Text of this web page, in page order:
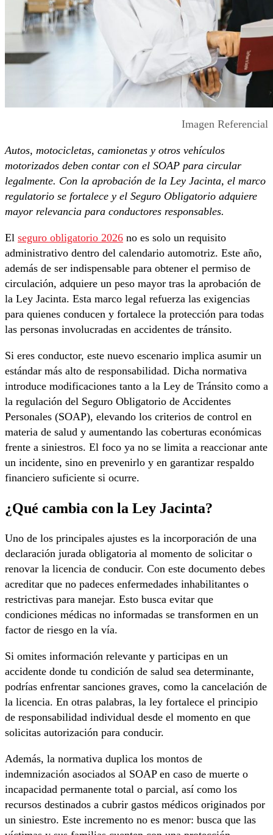
Imagen Referencial
Autos, motocicletas, camionetas y otros vehículos
motorizados deben contar con el SOAP para circular
legalmente. Con la aprobación de la Ley Jacinta, el marco
regulatorio se fortalece y el Seguro Obligatorio adquiere
mayor relevancia para conductores responsables.
El seguro obligatorio 2026 no es solo un requisito
administrativo dentro del calendario automotriz. Este año,
además de ser indispensable para obtener el permiso de
circulación, adquiere un peso mayor tras la aprobación de
la Ley Jacinta. Esta marco legal refuerza las exigencias
para quienes conducen y fortalece la protección para todas
las personas involucradas en accidentes de tránsito.
Si eres conductor, este nuevo escenario implica asumir un
estándar más alto de responsabilidad. Dicha normativa
introduce modificaciones tanto a la Ley de Tránsito como a
la regulación del Seguro Obligatorio de Accidentes
Personales (SOAP), elevando los criterios de control en
materia de salud y aumentando las coberturas económicas
frente a siniestros. El foco ya no se limita a reaccionar ante
un incidente, sino en prevenirlo y en garantizar respaldo
financiero suficiente si ocurre.
¿Qué cambia con la Ley Jacinta?
Uno de los principales ajustes es la incorporación de una
declaración jurada obligatoria al momento de solicitar o
renovar la licencia de conducir. Con este documento debes
acreditar que no padeces enfermedades inhabilitantes o
restrictivas para manejar. Esto busca evitar que
condiciones médicas no informadas se transformen en un
factor de riesgo en la vía.
Si omites información relevante y participas en un
accidente donde tu condición de salud sea determinante,
podrías enfrentar sanciones graves, como la cancelación de
la licencia. En otras palabras, la ley fortalece el principio
de responsabilidad individual desde el momento en que
solicitas autorización para conducir.
Además, la normativa duplica los montos de
indemnización asociados al SOAP en caso de muerte o
incapacidad permanente total o parcial, así como los
recursos destinados a cubrir gastos médicos originados por
un siniestro. Este incremento no es menor: busca que las